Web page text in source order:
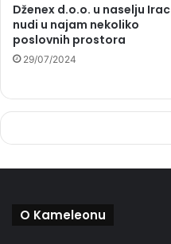
Dženex d.o.o. u naselju Irac
nudi u najam nekoliko
poslovnih prostora
29/07/2024
O Kameleonu